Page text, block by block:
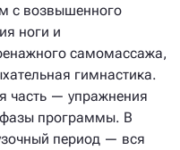
с возвышенного
ноги и
самомассажа,
гимнастика.
часть — упражнения
программы. В
период — вся